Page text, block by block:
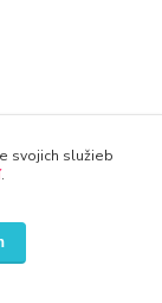
svojich služieb
.